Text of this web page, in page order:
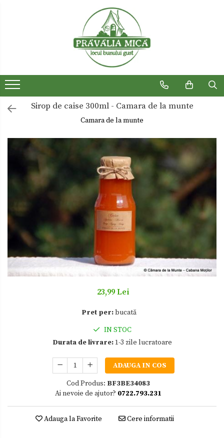
Dulceturi fara zahar
Dulciuri de casa
Sosuri
Uleiuri
Zacusca
Sirop de caise 300ml - Camara de la munte
Camara de la munte
23,99 Lei
Pret per:bucată
IN STOC
Durata de livrare:1-3 zile lucratoare
ADAUGA IN COS
Cod Produs: BF3BE34083
Ai nevoie de ajutor? 0722.793.231
Adauga la Favorite Cere informatii